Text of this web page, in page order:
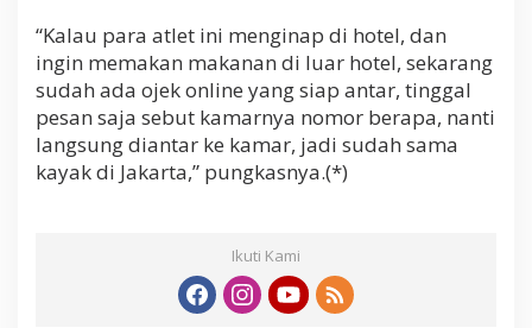
“Kalau para atlet ini menginap di hotel, dan
ingin memakan makanan di luar hotel, sekarang
sudah ada ojek online yang siap antar, tinggal
pesan saja sebut kamarnya nomor berapa, nanti
langsung diantar ke kamar, jadi sudah sama
kayak di Jakarta,” pungkasnya.(*)
Ikuti Kami